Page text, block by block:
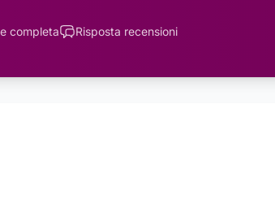
completa Risposta recensioni